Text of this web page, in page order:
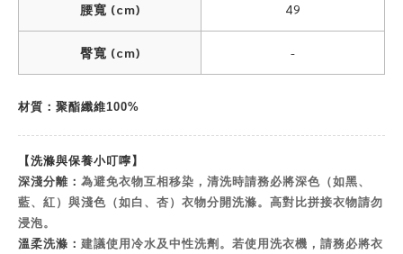
腰寬 (cm) 49
臀寬 (cm) -
材質：聚酯纖維100%
【洗滌與保養小叮嚀】
深淺分離： 為避免衣物互相移染，清洗時請務必將深色（如黑、
藍、紅）與淺色（如白、杏）衣物分開洗滌。高對比拼接衣物請勿
浸泡。
溫柔洗滌： 建議使用冷水及中性洗劑。若使用洗衣機，請務必將衣